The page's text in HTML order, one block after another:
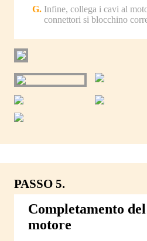
Infine, collega i cavi al
connettori si blocchino
PASSO 5.
Completamento
motore